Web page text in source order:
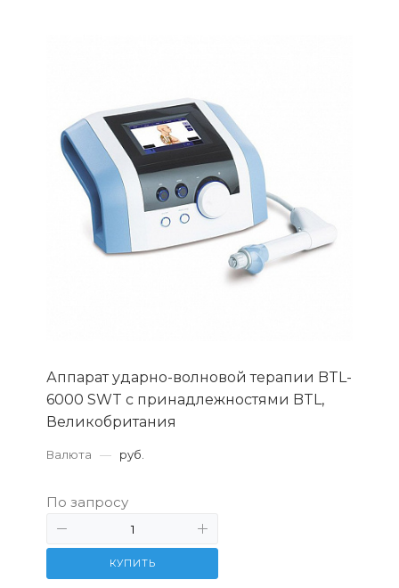
Аппарат ударно-волновой терапии BTL-
6000 SWT с принадлежностями BTL,
Великобритания
Валюта — руб.
По запросу
КУПИТЬ